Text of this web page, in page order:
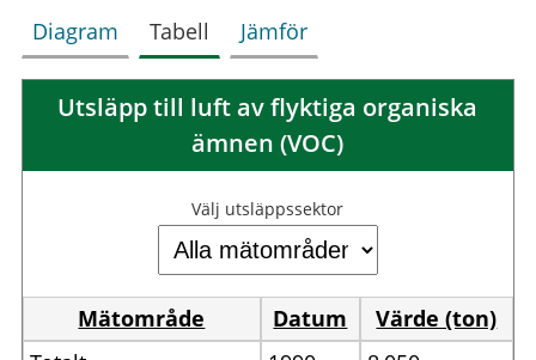
Diagram Tabell Jämför
Utsläpp till luft av flyktiga organiska
ämnen (VOC)
Välj utsläppssektor
Mätområde Datum
Värde (ton)